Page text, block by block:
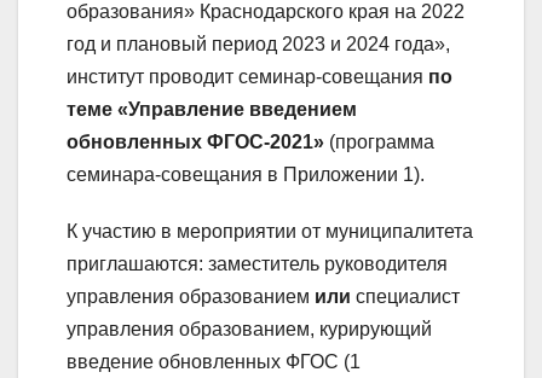
образования» Краснодарского края на 2022
год и плановый период 2023 и 2024 года»,
институт проводит семинар-совещания по
теме «Управление введением
обновленных ФГОС-2021» (программа
семинара-совещания в Приложении 1).
К участию в мероприятии от муниципалитета
приглашаются: заместитель руководителя
управления образованием или специалист
управления образованием, курирующий
введение обновленных ФГОС (1